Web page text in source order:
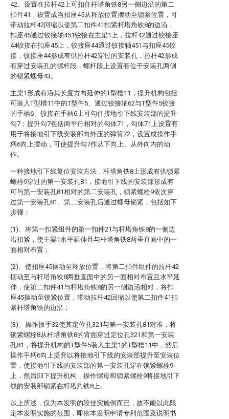
42、设置在拉杆42上可扣住杆塔角铁8另一侧边沿的第二
扣件41，设置成当扣座45从释放位置摆动至锁紧位置，可
带动拉杆42回缩以使第二扣件41扣紧杆塔角铁8的边沿，
扣座45通过铰接轴451铰接在主梁1上，拉杆42通过铰接座
44铰接在扣座45上，铰接座44通过铰接轴451与扣座45铰
接，铰接座44形成有供拉杆42穿过的安装孔，拉杆42形成
有穿过安装孔的螺杆段，螺杆段上设置有位于安装孔两侧
的锁紧螺母43。
主梁1形成有沿其长度方向延伸的T型槽11，提升机构包括
可装入T型槽11中的T型件5、通过铰接轴62与T型件5铰接
的手柄6、铰接在手柄6上可勾住接地引下线安装部的提升
勾7；提升勾7包括两平行相对的勾体71，勾体71上设置有
用于将接地引下线安装部向外压的弹簧72，设置成操作手
柄6向上摆动，可使提升勾7作从下向上、从外向内的动
作。
一种接地引下线复位安装方法，杆塔角铁8上形成有供锁紧
螺栓9穿过的第一安装孔81，接地引下线的安装部形成有
可与第一安装孔81相对的第二安装孔，锁紧螺栓9依次穿
过第一安装孔81、第二安装孔后通过螺母锁紧，包括如下
步骤：
(1)、将第一扣紧组件的第一扣件21与杆塔角铁8的一侧边
沿扣紧，使主梁1水平延伸且与杆塔角铁8两垂直面中的一
面相对布置；
(2)、使扣座45摆动至释放位置，将第二扣件组件的拉杆42
摆动至与杆塔角铁8两垂直面中的另一面相对布置且水平延
伸，使第二扣件41与杆塔角铁8的另一侧边沿相对，将扣
座45摆动至锁紧位置，带动拉杆42回缩以使第二扣件41扣
紧杆塔角铁的边沿；
(3)、操作扳手32使其定位孔321与第一安装孔81对准，将
锁紧螺栓8从杆塔角铁8的背面穿过定位孔321和第一安装
孔81，将提升机构的T型件5装入主梁1的T型槽11中，然后
操作手柄6向上提升以将接地引下线的安装部提升至安装位
置，使接地引下线的安装部的第一安装孔穿在锁紧螺栓9
上，然后卸下提升机构，操作螺母和锁紧螺栓9将接地引下
线的安装部锁紧在杆塔角铁8上。
以上所述，仅为本发明的较佳实施例而已，故不能以此限
定本发明实施的范围，即依本发明申请专利范围及说明书